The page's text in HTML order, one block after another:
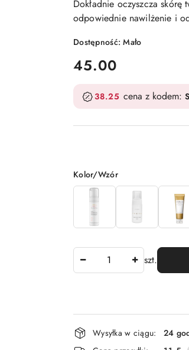
Dokładnie oczyszcza
odpowiednie nawilżenie i
Dostępność:Mało
cena:
45.00
38.25 cena z kodem:
Wariant
Kolor/Wzór
szt.
Dostępność
i
Wysyłka w ciągu:
24